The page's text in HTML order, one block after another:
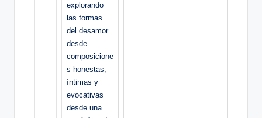
explorando
las formas
del desamor
desde
composicione
s honestas,
íntimas y
evocativas
desde una